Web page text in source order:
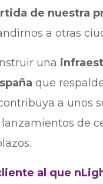
de nuestra
a otras
una
que
a unos
de
al que